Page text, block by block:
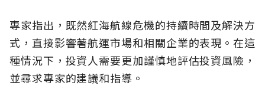
專家指出，既然紅海航線危機的持續時間及解決方
式，直接影響著航運市場和相關企業的表現。在這
種情況下，投資人需要更加謹慎地評估投資風險，
並尋求專家的建議和指導。